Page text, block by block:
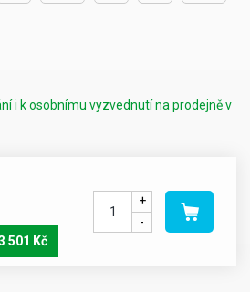
i k osobnímu vyzvednutí na prodejně v
501 Kč
+
-